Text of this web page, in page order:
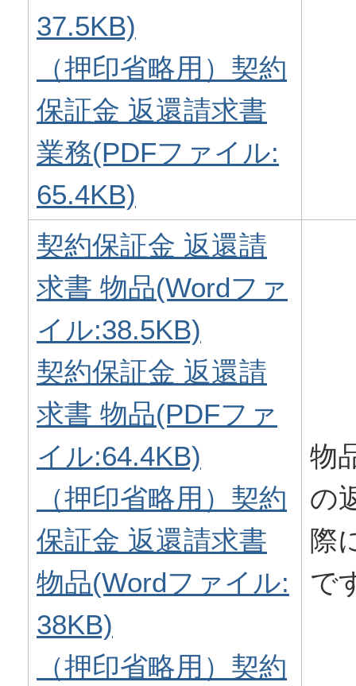
37.5KB)
（押印省略用）契約
保証金 返還請求書
業務(PDFファイル:
65.4KB)
契約保証金 返還請
求書 物品(Wordファ
イル:38.5KB)
契約保証金 返還請
求書 物品(PDFファ
イル:64.4KB)
（押印省略用）契約
保証金 返還請求書
物品(Wordファイル:
38KB)
（押印省略用）契約
物
の
際
で